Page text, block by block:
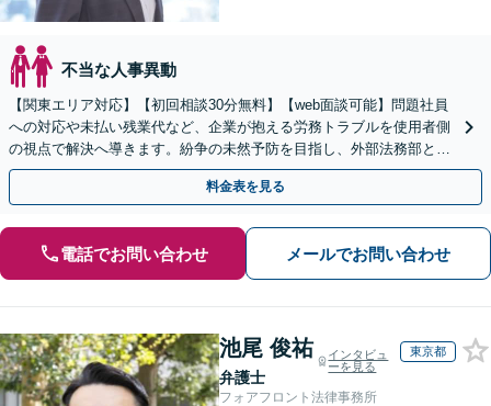
不当な人事異動
【関東エリア対応】【初回相談30分無料】【web面談可能】問題社員
への対応や未払い残業代など、企業が抱える労務トラブルを使用者側
の視点で解決へ導きます。紛争の未然予防を目指し、外部法務部とし
て顧問契約を通じた充実のサポートを提供しております
料金表を見る
電話でお問い合わせ メールでお問い合わせ
池尾 俊祐
弁護士
インタビュ
ーを見る
東京都
フォアフロント法律事務所